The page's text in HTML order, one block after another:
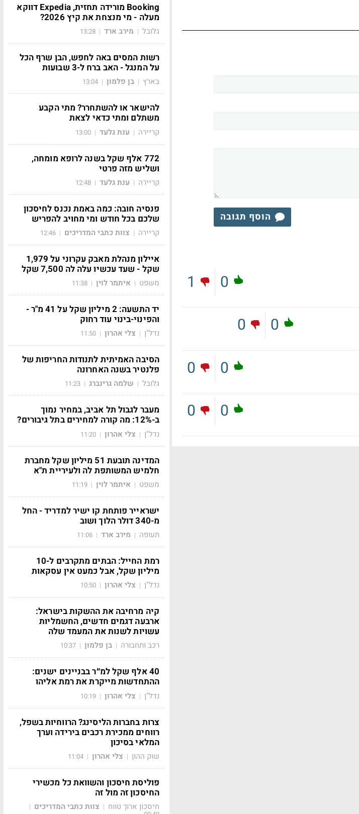
הוסף תגובה
0
1
0
0
0
0
0
0
Booking מורידה תחזית, Expedia דווקא
מעלה - מי מנצחת את קיץ 2026?
גלובל | מירב ארד |
13:28
רשות המסים באה לחפש, הבן שרף הכל
על המנגל - האב ברח ל-3 שבועות
בארץ | בן פלמון |
13:04
להישאר או להשתחרר? מתי הקבע
משתלם ומתי כדאי לצאת
קריירה | ענת גלעד |
13:00
772 אלף שקל בשנה לרופא מומחה,
ושליש מזה פרטי
קריירה | ענת גלעד |
12:48
פנסיה חובה: כמה באמת נכנס לחיסכון
שלכם בכל חודש ומי מחויב להפריש
קריירה | צוות כתבי המדריכים |
12:46
איילון מנהלת מאבק עקרוני על 1,979
שקל - שעד עכשיו עלה לה 7,500 שקל
משפט | איתמר לוין |
11:38
יד התשעה: 2 מיליון שקל על 41 מ"ר -
והפינוי-בינוי עוד רחוק
נדל"ן | צלי אהרון |
11:50
הסיבה האמיתית לתנודות החריפות של
פלנטיר בשנה האחרונה
גלובל | שלמה גרינברג |
11:23
מעבר לגבול תל אביב, במחיר נמוך
ב-12%: מה קורה למחירים בתל גיבורים?
נדל"ן | צלי אהרון |
11:20
המדינה תובעת 51 מיליון שקל מחברת
חלמיש המשותפת לה ולעיריית ת"א
משפט | איתמר לוין |
11:19
ישראייר פותחת קו ישיר למדריד - החל
מ-340 דולר הלוך ושוב
תעופה | מירב ארד |
11:06
רמת החייל: הבתים מתקרבים ל-10
מיליון שקל, אבל כמעט אין עסקאות
נדל"ן | צלי אהרון |
10:50
קיה מרחיבה את ההשקות בישראל:
ארבעה דגמים חדשים, החשמליות
עשויות לשנות את המעמד שלה
רכב ותחבורה | בן פלמון |
10:37
40 אלף שקל למ״ר בבניינים ישנים:
ההתחדשות מייקרת את רמת אליהו
נדל"ן | צלי אהרון |
10:19
צרות בחברות הליסינג? הרווחיות בשפל,
רווחים ממכירת רכבים בירידה וערך
המלאי בסיכון
שוק ההון | צלי אהרון |
11:04
פוליסת חיסכון והשוואת כל מכשירי
החיסכון זה מול זה
חיסכון ארוך טווח | צוות כתבי המדריכים |